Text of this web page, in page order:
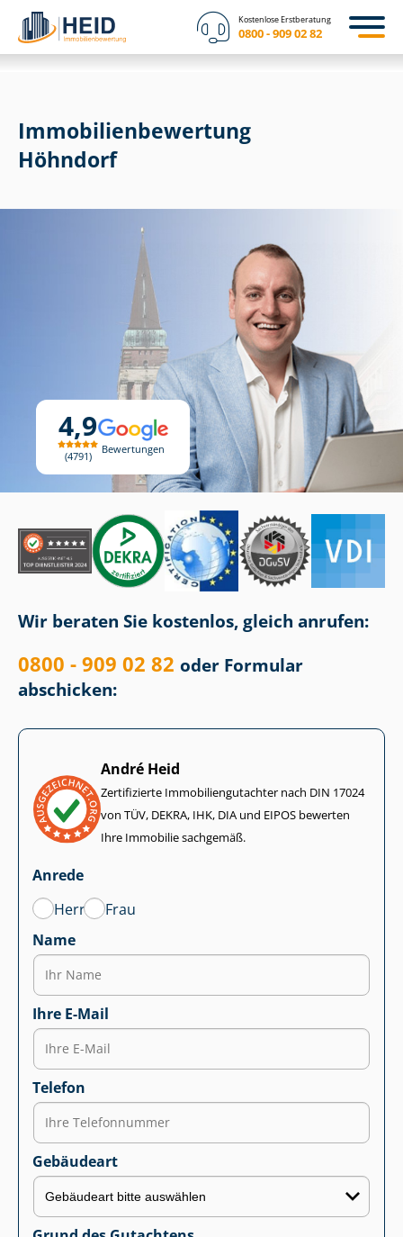
Kostenlose Erstberatung
0800 - 909 02 82
4,9
4791
Bewertungen
Immobilien­bewertung
Höhndorf
Wir beraten Sie kostenlos, gleich anrufen:
0800 - 909 02 82 oder Formular
abschicken:
André Heid
Zertifizierte Im­mo­bi­li­en­gut­ach­ter nach DIN 17024
von TÜV, DEKRA, IHK, DIA und EIPOS bewerten
Ihre Immobilie sachgemäß.
Anrede
Herr
Frau
Name
Ihre E-Mail
Telefon
Gebäudeart